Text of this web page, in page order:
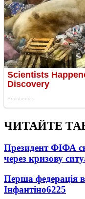
ЧИТАЙТЕ
Президент ФІФА
через кризову
Перша федерація
Інфантіно6225